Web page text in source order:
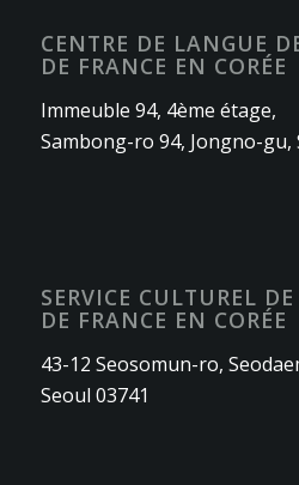
CENTRE DE LANGUE
DE FRANCE EN CORÉE
Immeuble 94, 4ème étage,
Sambong-ro 94, Jongno-gu,
SERVICE CULTUREL
DE FRANCE EN CORÉE
43-12 Seosomun-ro,
Seoul 03741